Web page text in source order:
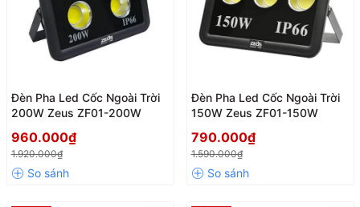
Đèn Pha Led Cốc Ngoài Trời
200W Zeus ZF01-200W
960.000₫
1.920.000₫
Đèn Pha Led Cốc Ngoài Trời
150W Zeus ZF01-150W
790.000₫
1.590.000₫